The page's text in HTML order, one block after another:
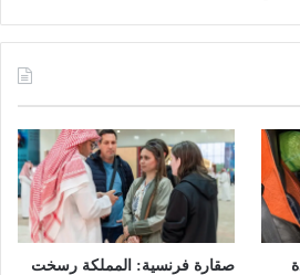
صقارة فرنسية: المملكة رسخت